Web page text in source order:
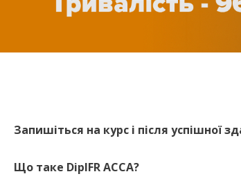
Запишіться на курс і після
Що таке DipIFR ACCA?